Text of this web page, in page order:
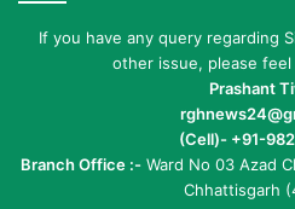
If you have any query regarding
other issue, please
Prashant
(Cell)- +91-
Branch Office :- Ward No 03 Azad
Chhattisgarh